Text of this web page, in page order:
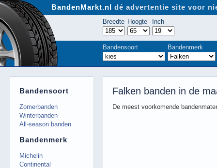
Falken banden in de
De meest voorkomende
Bandensoort
Zomerbanden
Winterbanden
All-season banden
Bandenmerk
Michelin
Continental
BandenMarkt.nl dé advertentie site voor
Breedte Hoogte Inch
Bandensoort Bandenmerk